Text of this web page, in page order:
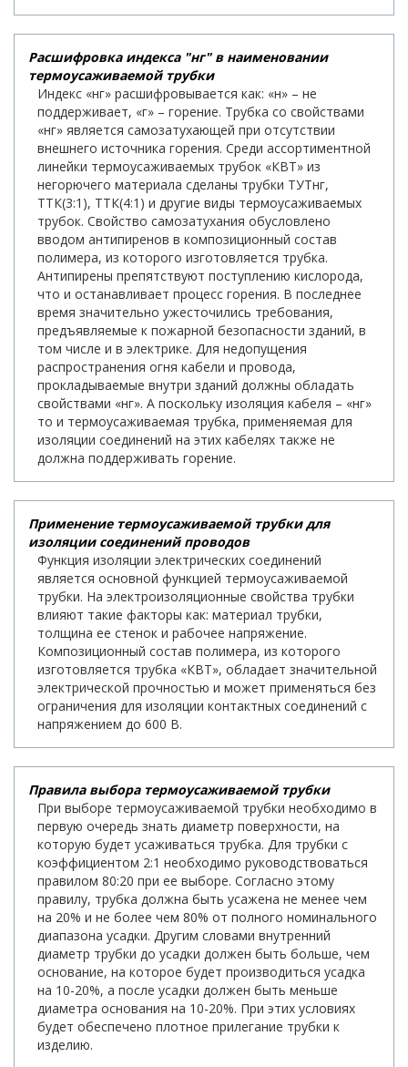
Расшифровка индекса "нг" в наименовании
термоусаживаемой трубки
Индекс «нг» расшифровывается как: «н» – не
поддерживает, «г» – горение. Трубка со свойствами
«нг» является самозатухающей при отсутствии
внешнего источника горения. Среди ассортиментной
линейки термоусаживаемых трубок «КВТ» из
негорючего материала сделаны трубки ТУТнг,
ТТК(3:1), ТТК(4:1) и другие виды термоусаживаемых
трубок. Свойство самозатухания обусловлено
вводом антипиренов в композиционный состав
полимера, из которого изготовляется трубка.
Антипирены препятствуют поступлению кислорода,
что и останавливает процесс горения. В последнее
время значительно ужесточились требования,
предъявляемые к пожарной безопасности зданий, в
том числе и в электрике. Для недопущения
распространения огня кабели и провода,
прокладываемые внутри зданий должны обладать
свойствами «нг». А поскольку изоляция кабеля – «нг»
то и термоусаживаемая трубка, применяемая для
изоляции соединений на этих кабелях также не
должна поддерживать горение.
Применение термоусаживаемой трубки для
изоляции соединений проводов
Функция изоляции электрических соединений
является основной функцией термоусаживаемой
трубки. На электроизоляционные свойства трубки
влияют такие факторы как: материал трубки,
толщина ее стенок и рабочее напряжение.
Композиционный состав полимера, из которого
изготовляется трубка «КВТ», обладает значительной
электрической прочностью и может применяться без
ограничения для изоляции контактных соединений с
напряжением до 600 В.
Правила выбора термоусаживаемой трубки
При выборе термоусаживаемой трубки необходимо в
первую очередь знать диаметр поверхности, на
которую будет усаживаться трубка. Для трубки с
коэффициентом 2:1 необходимо руководствоваться
правилом 80:20 при ее выборе. Согласно этому
правилу, трубка должна быть усажена не менее чем
на 20% и не более чем 80% от полного номинального
диапазона усадки. Другим словами внутренний
диаметр трубки до усадки должен быть больше, чем
основание, на которое будет производиться усадка
на 10-20%, а после усадки должен быть меньше
диаметра основания на 10-20%. При этих условиях
будет обеспечено плотное прилегание трубки к
изделию.